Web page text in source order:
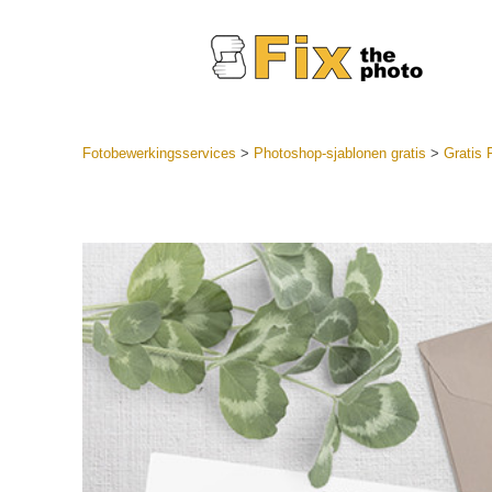
Mobiele
Fotobewerkingsservices > Photoshop-sjablonen gratis > Gratis